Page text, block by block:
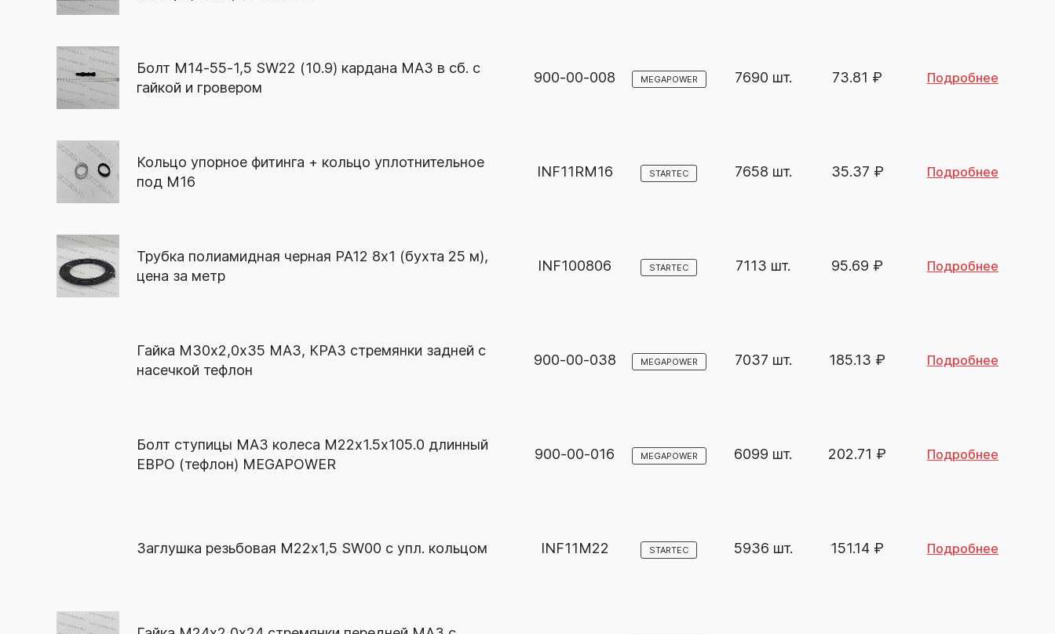
Болт М14-55-1,5 SW22 (10.9) кардана МАЗ в сб. с
гайкой и гровером
900-00-008 MEGAPOWER 7690 шт. 73.81 ₽ Подробнее
Кольцо упорное фитинга + кольцо уплотнительное
под М16
INF11RM16 STARTEC 7658 шт. 35.37 ₽ Подробнее
Трубка полиамидная черная PA12 8х1 (бухта 25 м),
цена за метр
INF100806 STARTEC 7113 шт. 95.69 ₽ Подробнее
Гайка М30х2,0х35 МАЗ, КРАЗ стремянки задней с
насечкой тефлон
900-00-038 MEGAPOWER 7037 шт. 185.13 ₽ Подробнее
Болт ступицы МАЗ колеса М22х1.5х105.0 длинный
ЕВРО (тефлон) MEGAPOWER
900-00-016 MEGAPOWER 6099 шт. 202.71 ₽ Подробнее
Заглушка резьбовая М22х1,5 SW00 с упл. кольцом INF11M22 STARTEC 5936 шт. 151.14 ₽ Подробнее